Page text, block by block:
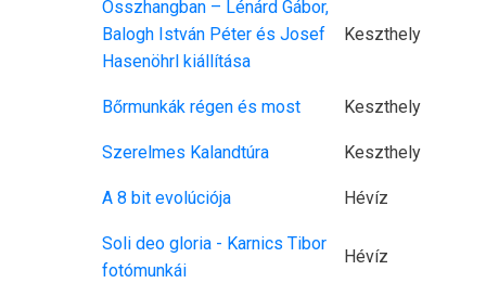
Összhangban – Lénárd Gábor,
Balogh István Péter és Josef
Hasenöhrl kiállítása
Keszthely
Bőrmunkák régen és most Keszthely
Szerelmes Kalandtúra Keszthely
A 8 bit evolúciója Hévíz
Soli deo gloria - Karnics Tibor
fotómunkái
Hévíz